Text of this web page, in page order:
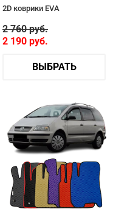
2D коврики EVA
2 760руб.
2 190 руб.
ВЫБРАТЬ